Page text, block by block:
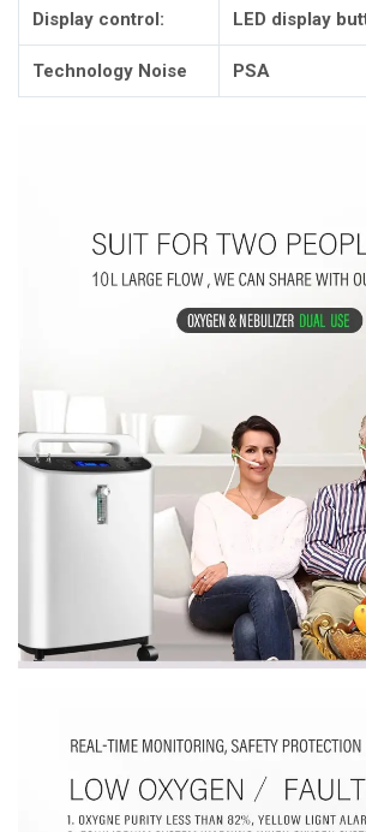
Display control: LED display
Technology Noise PSA